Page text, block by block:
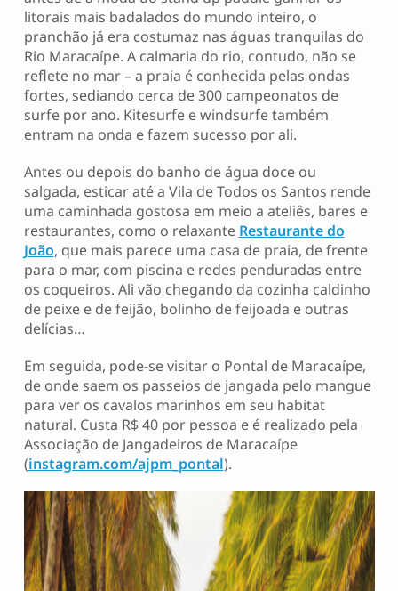
litorais mais badalados do mundo inteiro, o
pranchão já era costumaz nas águas tranquilas do
Rio Maracaípe. A calmaria do rio, contudo, não se
reflete no mar – a praia é conhecida pelas ondas
fortes, sediando cerca de 300 campeonatos de
surfe por ano. Kitesurfe e windsurfe também
entram na onda e fazem sucesso por ali.
Antes ou depois do banho de água doce ou
salgada, esticar até a Vila de Todos os Santos rende
uma caminhada gostosa em meio a ateliês, bares e
restaurantes, como o relaxante Restaurante do
João, que mais parece uma casa de praia, de frente
para o mar, com piscina e redes penduradas entre
os coqueiros. Ali vão chegando da cozinha caldinho
de peixe e de feijão, bolinho de feijoada e outras
delícias…
Em seguida, pode-se visitar o Pontal de Maracaípe,
de onde saem os passeios de jangada pelo mangue
para ver os cavalos marinhos em seu habitat
natural. Custa R$ 40 por pessoa e é realizado pela
Associação de Jangadeiros de Maracaípe
(instagram.com/ajpm_pontal).